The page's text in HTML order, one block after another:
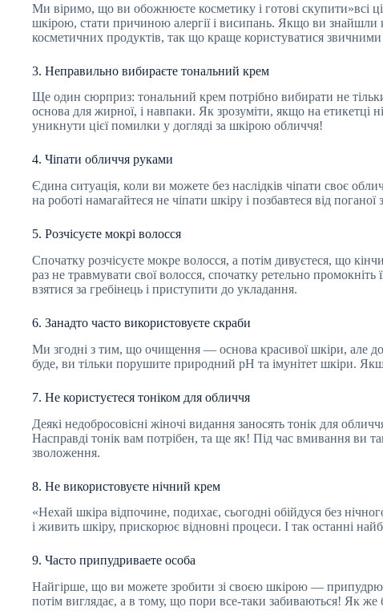
Ми віримо, що ви обожнюєте косметику і готові скупити»всі
шкірою, стати причиною алергії і висипань. Якщо ви знайшли
косметичних продуктів, так що краще користуватися
3. Неправильно вибираєте тональний крем
Ще один сюрприз: тональний крем потрібно вибирати не
основа для жирної, і навпаки. Як зрозуміти, якщо на етикетці
уникнути цієї помилки у догляді за шкірою обличчя!
4. Чіпати обличчя руками
Єдина ситуація, коли ви можете без наслідків чіпати своє
на роботі намагайтеся не чіпати шкіру і позбавтеся від
5. Розчісуєте мокрі волосся
Спочатку розчісуєте мокре волосся, а потім дивуєтеся, що
раз не травмувати свої волосся, спочатку ретельно
взятися за гребінець і приступити до укладання.
6. Занадто часто використовуєте скраби
Ми згодні з тим, що очищення — основа красивої шкіри, але
буде, ви тільки порушите природний pH та імунітет шкіри.
7. Не користуєтеся тоніком для обличчя
Деякі недобросовісні жіночі видання заносять тонік для
Насправді тонік вам потрібен, та ще як! Під час вмивання ви
зволоження.
8. Не використовуєте нічний крем
«Нехай шкіра відпочине, подихає, сьогодні обійдуся без
і живить шкіру, прискорює відновні процеси. І так останні
9. Часто припудриваете особа
Найгірше, що ви можете зробити зі своєю шкірою —
потім виглядає, а в тому, що пори все-таки забиваються! Як